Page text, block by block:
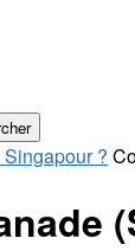
?